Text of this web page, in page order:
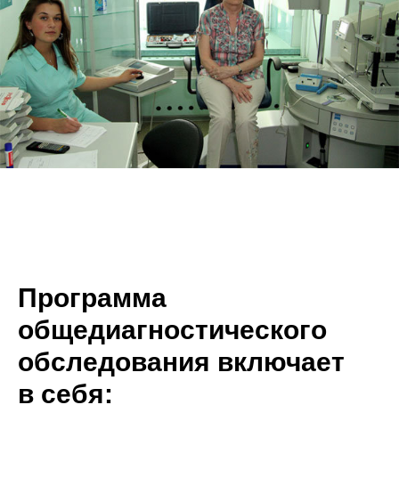
Программа
общедиагностического
обследования включает
в себя: